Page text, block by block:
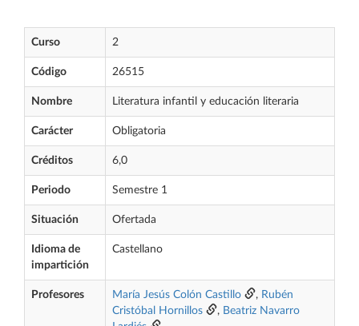
Curso 2
Código 26515
Nombre Literatura infantil y educación literaria
Carácter Obligatoria
Créditos 6,0
Periodo Semestre 1
Situación Ofertada
Idioma de
impartición
Castellano
Profesores María Jesús Colón Castillo , Rubén
Cristóbal Hornillos
, Beatriz Navarro